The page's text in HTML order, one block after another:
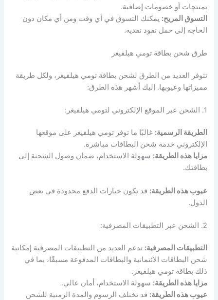
بمنتجات أو خصومات إضافية.
التسوق المريح: يمكنك التسوق في أي وقت ومن أي مكان دون
الحاجة إلى حمل نقود نقدية.
طرق شحن بطاقة تومي هيلفيغر
تتوفر العديد من الطرق لشحن بطاقة تومي هيلفيغر، ولكل طريقة
مميزاتها وعيوبها. إليك أشهر هذه الطرق:
1. الشحن عبر الموقع الإلكتروني لتومي هيلفيغر:
الطريقة الرسمية: غالبًا ما توفر تومي هيلفيغر على موقعها
الإلكتروني خدمة شحن البطاقات مباشرة.
مزايا هذه الطريقة: سهولة الاستخدام، ضمان وصول الشحنة إلى
بطاقتك.
عيوب هذه الطريقة: قد تكون خيارات الدفع محدودة في بعض
الدول.
2. الشحن عبر التطبيقات المصرفية:
التطبيقات المصرفية: تدعم العديد من التطبيقات المصرفية إمكانية
شحن البطاقات الائتمانية والبطاقات المدفوعة مسبقًا، بما في
ذلك بطاقة تومي هيلفيغر.
مزايا هذه الطريقة: سهولة الاستخدام، أمان عالي.
عيوب هذه الطريقة: قد تختلف الرسوم والمدة الزمنية للشحن